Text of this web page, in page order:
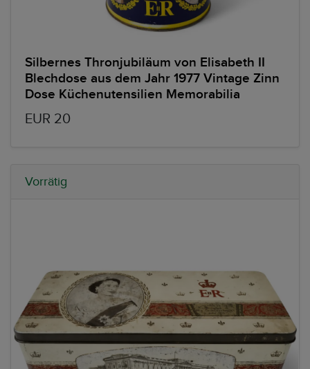
Silbernes Thronjubiläum von Elisabeth II
Blechdose aus dem Jahr 1977 Vintage Zinn
Dose Küchenutensilien Memorabilia
EUR 20
Vorrätig